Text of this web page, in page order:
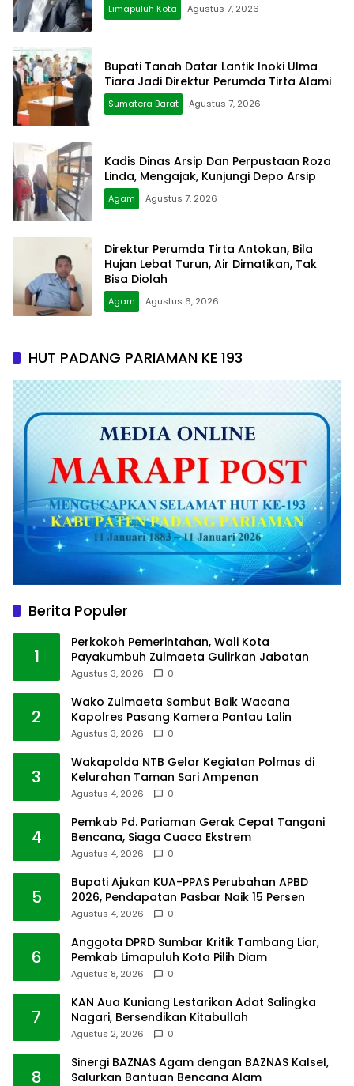
Limapuluh Kota Agustus 7, 2026
Bupati Tanah Datar Lantik Inoki Ulma
Tiara Jadi Direktur Perumda Tirta Alami
Sumatera Barat Agustus 7, 2026
Kadis Dinas Arsip Dan Perpustaan Roza
Linda, Mengajak, Kunjungi Depo Arsip
Agam Agustus 7, 2026
Direktur Perumda Tirta Antokan, Bila
Hujan Lebat Turun, Air Dimatikan, Tak
Bisa Diolah
Agam Agustus 6, 2026
HUT PADANG PARIAMAN KE 193
Berita Populer
1
Perkokoh Pemerintahan, Wali Kota
Payakumbuh Zulmaeta Gulirkan Jabatan
Agustus 3, 2026 0
2
Wako Zulmaeta Sambut Baik Wacana
Kapolres Pasang Kamera Pantau Lalin
Agustus 3, 2026 0
3
Wakapolda NTB Gelar Kegiatan Polmas di
Kelurahan Taman Sari Ampenan
Agustus 4, 2026 0
4
Pemkab Pd. Pariaman Gerak Cepat Tangani
Bencana, Siaga Cuaca Ekstrem
Agustus 4, 2026 0
5
Bupati Ajukan KUA-PPAS Perubahan APBD
2026, Pendapatan Pasbar Naik 15 Persen
Agustus 4, 2026 0
6
Anggota DPRD Sumbar Kritik Tambang Liar,
Pemkab Limapuluh Kota Pilih Diam
Agustus 8, 2026 0
7
KAN Aua Kuniang Lestarikan Adat Salingka
Nagari, Bersendikan Kitabullah
Agustus 2, 2026 0
8
Sinergi BAZNAS Agam dengan BAZNAS Kalsel,
Salurkan Bantuan Bencana Alam